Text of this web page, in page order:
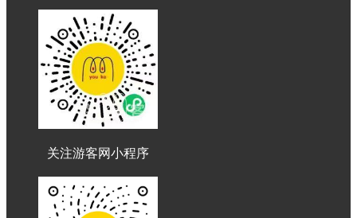
关注游客网小程序